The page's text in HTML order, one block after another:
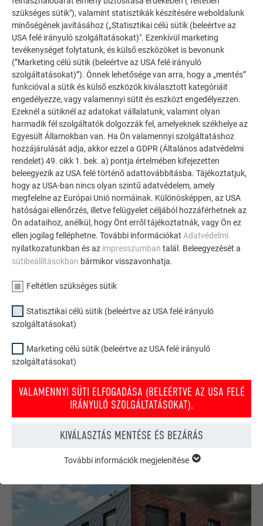
INSPIRÁLÓDJON
TOVÁBBI ÉPÜLETEK
A PREFA referencia galéria bemutatja, milyen
sokoldalúan felhasználható az alumínium. Fedezzen fel
további lenyűgöző projekteket a tartós PREFA
alumínium megoldásokkal tetőkhöz, napelemekhez és
homlokzatokhoz.
TEKINTSE MEG TOVÁBBI REFERENCIÁINKAT
PREFA tető- és homlokzati konfigurátor
Tervezze meg (álmai) házát a PREFA online konfigurátorral.
Válasszon számos terméket és színt a tető és homlokzat
szükséges sütik"), valamint statisztikák készítésére weboldalunk
minőségének javításához („Statisztikai célú sütik (beleértve az
USA felé irányuló szolgáltatásokat)". Ezenkívül marketing
tevékenységet folytatunk, és külső eszközöket is bevonunk
(”Marketing célú sütik (beleértve az USA felé irányuló
szolgáltatásokat)”). Önnek lehetősége van arra, hogy a „mentés”
funkcióval a sütik és külső eszközök kiválasztott kategóriáit
engedélyezze, vagy valamennyi sütit és eszközt engedélyezzen.
Ezeknél a sütiknél az adatokat vállalatunk, valamint olyan
harmadik fél szolgáltatók dolgozzák fel, amelyeknek székhelye az
Egyesült Államokban van. Ha Ön valamennyi szolgáltatáshoz
hozzájárulását adja, akkor ezzel a GDPR (Általános adatvédelmi
rendelet) 49. cikk 1. bek. a) pontja értelmében kifejezetten
beleegyezik az USA felé történő adattovábbításba. Tájékoztatjuk,
hogy az USA-ban nincs olyan szintű adatvédelem, amely
megfelelne az Európai Unió normáinak. Különösképpen, az USA
hatóságai ellenőrzés, illetve felügyelet céljából hozzáférhetnek az
Ön adataihoz, anélkül, hogy Önt erről tájékoztatnák, vagy Ön ez
ellen jogilag felléphetne. További információkat Adatvédelmi
nyilatkozatunkban és az impresszumban talál. Beleegyezését a
sütibeállításokban bármikor visszavonhatja.
Feltétlen szükséges sütik
Statisztikai célú sütik (beleértve az USA felé irányuló
szolgáltatásokat)
Marketing célú sütik (beleértve az USA felé irányuló
szolgáltatásokat)
VALAMENNYI SÜTI ELFOGADÁSA (BELEÉRTVE AZ USA FELÉ
IRÁNYULÓ SZOLGÁLTATÁSOKAT).
KIVÁLASZTÁS MENTÉSE ÉS BEZÁRÁS
FELTÉTLEN SZÜKSÉGES SÜTIK
weboldal alapvető funkcióinak működéséhez szükségesek.
Ezzel biztosítható, hogy a weboldal kifogástalanul működjön.
További információk megjelenítése